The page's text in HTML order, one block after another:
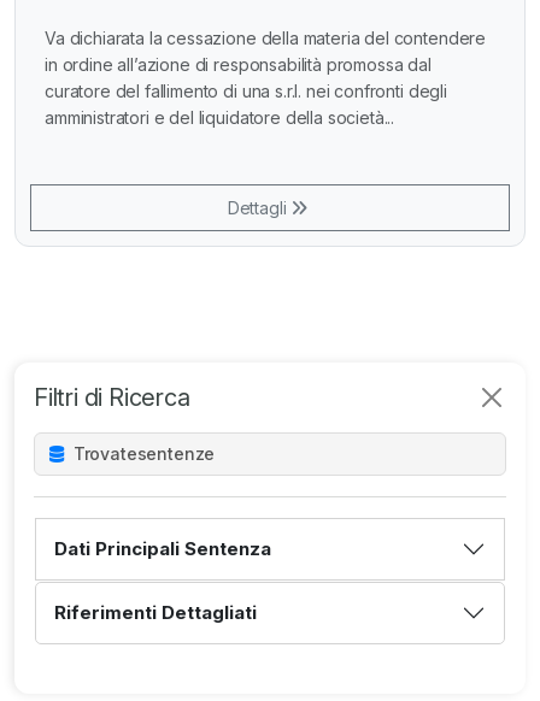
Filtri di Ricerca
Trovatesentenze
Dati Principali Sentenza
Riferimenti Dettagliati
Va dichiarata la cessazione della materia del contendere
in ordine all’azione di responsabilità promossa dal
curatore del fallimento di una s.r.l. nei confronti degli
amministratori e del liquidatore della società...
Dettagli